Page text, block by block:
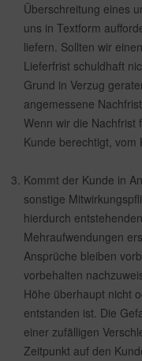
Überschreitung eines
uns in Textform
liefern. Sollten wir
Lieferfrist schuldhaft
Grund in Verzug
angemessene
Wenn wir die Nachfrist
Kunde berechtigt, vom
Kommt der Kunde in
sonstige
hierdurch
Mehraufwendungen
Ansprüche bleiben
vorbehalten
Höhe überhaupt nicht
entstanden ist. Die
einer zufälligen
Zeitpunkt auf den